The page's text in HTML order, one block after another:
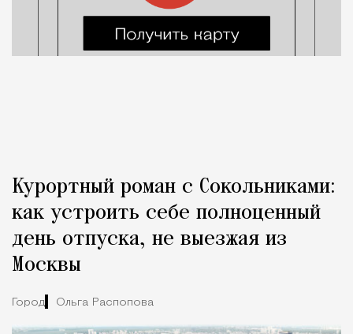
Курортный роман с Сокольниками:
как устроить себе полноценный
день отпуска, не выезжая из
Москвы
Город Ольга Распопова